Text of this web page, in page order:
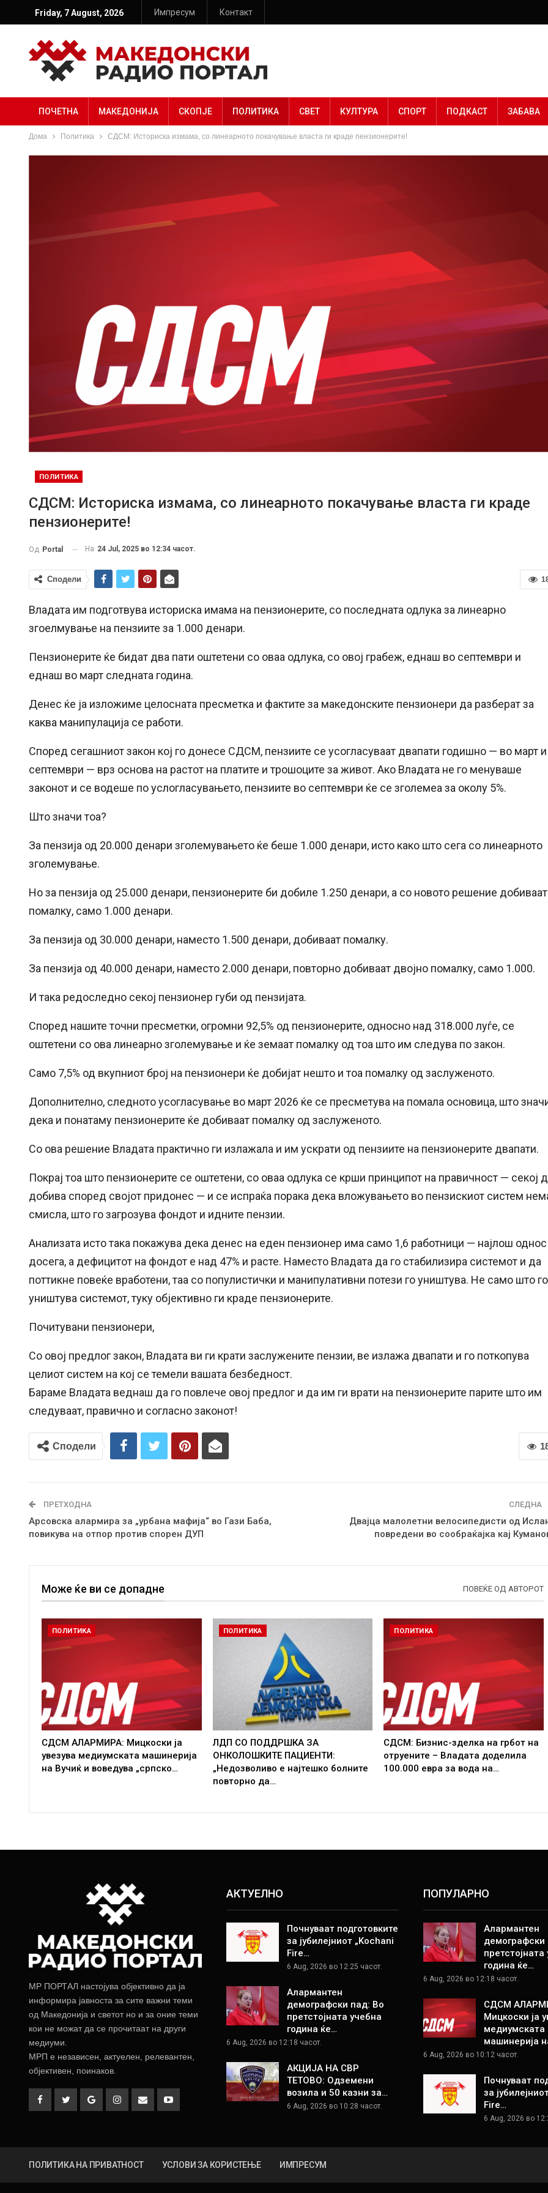
Friday, 7 August, 2026 Импресум Контакт
ПОЧЕТНА МАКЕДОНИЈА СКОПЈЕ ПОЛИТИКА СВЕТ КУЛТУРА СПОРТ ПОДКАСТ ЗАБАВА
Дома Политика СДСМ: Историска измама, со линеарното покачување власта ги краде пензионерите!
ПОЛИТИКА
СДСМ: Историска измама, со линеарното покачување власта ги краде
пензионерите!
Од Portal На 24 Jul, 2025 во 12:34 часот.
Сподели
Владата им подготвува историска имама на пензионерите, со последната одлука за линеарно
згоелмување на пензиите за 1.000 денари.
Пензионерите ќе бидат два пати оштетени со оваа одлука, со овој грабеж, еднаш во септември и
еднаш во март следната година.
Денес ќе ја изложиме целосната пресметка и фактите за македонските пензионери да разберат за
каква манипулација се работи.
Според сегашниот закон кој го донесе СДСМ, пензиите се усогласуваат двапати годишно — во март и
септември — врз основа на растот на платите и трошоците за живот. Ако Владата не го менуваше
законот и се водеше по услогласувањето, пензиите во септември ќе се зголемеа за околу 5%.
Што значи тоа?
За пензија од 20.000 денари зголемувањето ќе беше 1.000 денари, исто како што сега со линеарното
зголемување.
Но за пензија од 25.000 денари, пензионерите би добиле 1.250 денари, а со новото решение добиваат
помалку, само 1.000 денари.
За пензија од 30.000 денари, наместо 1.500 денари, добиваат помалку.
За пензија од 40.000 денари, наместо 2.000 денари, повторно добиваат двојно помалку, само 1.000.
И така редоследно секој пензионер губи од пензијата.
Според нашите точни пресметки, огромни 92,5% од пензионерите, односно над 318.000 луѓе, се
оштетени со ова линеарно зголемување и ќе земаат помалку од тоа што им следува по закон.
Само 7,5% од вкупниот број на пензионери ќе добијат нешто и тоа помалку од заслуженото.
Дополнително, следното усогласување во март 2026 ќе се пресметува на помала основица, што
дека и понатаму пензионерите ќе добиваат помалку од заслуженото.
Со ова решение Владата практично ги излажала и им ускрати од пензиите на пензионерите двапати.
Покрај тоа што пензионерите се оштетени, со оваа одлука се крши принципот на правичност — секој
добива според својот придонес — и се испраќа порака дека вложувањето во пензискиот систем
смисла, што го загрозува фондот и идните пензии.
Анализата исто така покажува дека денес на еден пензионер има само 1,6 работници — најлош однос
досега, а дефицитот на фондот е над 47% и расте. Наместо Владата да го стабилизира системот и да
поттикне повеќе вработени, таа со популистички и манипулативни потези го уништува. Не само што го
уништува системот, туку објективно ги краде пензионерите.
Почитувани пензионери,
Со овој предлог закон, Владата ви ги крати заслужените пензии, ве излажа двапати и го поткопува
целиот систем на кој се темели вашата безбедност.
Бараме Владата веднаш да го повлече овој предлог и да им ги врати на пензионерите парите што им
следуваат, правично и согласно законот!
Сподели
ПРЕТХОДНА
Арсовска алармира за „урбана мафија“ во Гази Баба,
повикува на отпор против спорен ДУП
СЛЕДНА
Двајца малолетни велосипедисти од
повредени во сообраќајка кај
Може ќе ви се допадне ПОВЕЌЕ ОД АВТОРОТ
ПОЛИТИКА
СДСМ АЛАРМИРА: Мицкоски ја
увезува медиумската машинерија
на Вучиќ и воведува „српско…
ПОЛИТИКА
ЛДП СО ПОДДРШКА ЗА
ОНКОЛОШКИТЕ ПАЦИЕНТИ:
„Недозволиво е најтешко болните
повторно да…
ПОЛИТИКА
СДСМ: Бизнис-зделка на грбот на
отруените – Владата доделила
100.000 евра за вода на…
МР ПОРТАЛ настојува објективно да ја
информира јавноста за сите важни теми
од Македонија и светот но и за оние теми
кои не можат да се прочитаат на други
медиуми.
МРП е независен, актуелен, релевантен,
објективен, поинаков.
АКТУЕЛНО
Почнуваат подготовките
за јубилејниот „Kochani
Fire…
6 Aug, 2026 во 12:25 часот.
Алармантен
демографски пад: Во
претстојната учебна
година ќе…
6 Aug, 2026 во 12:18 часот.
АКЦИЈА НА СВР
ТЕТОВО: Одземени
возила и 50 казни за…
6 Aug, 2026 во 10:28 часот.
ПОПУЛАРНО
Алармантен
демографски
претстојната
година ќе…
6 Aug, 2026 во 12:18 часот.
СДСМ
Мицкоски ја
медиумската
машинерија
6 Aug, 2026 во 10:12 часот.
Почнуваат
за
Fire…
6 Aug, 2026 во
ПОЛИТИКА НА ПРИВАТНОСТ УСЛОВИ ЗА КОРИСТЕЊЕ ИМПРЕСУМ